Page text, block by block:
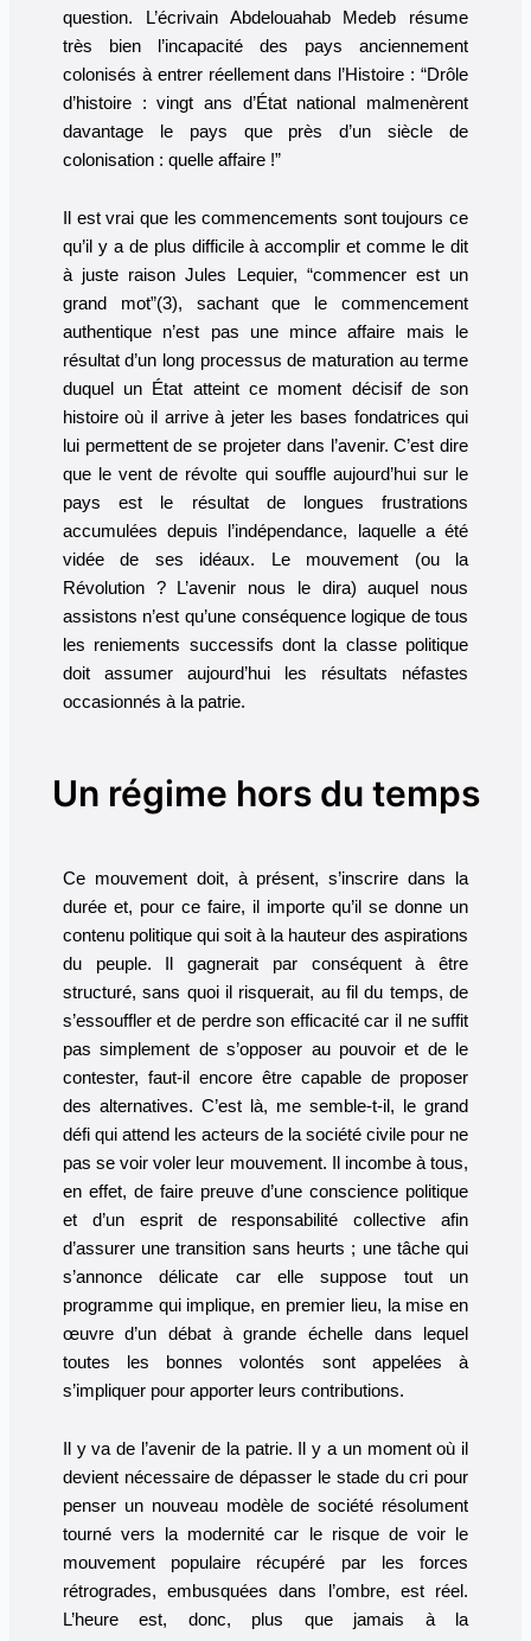
question. L’écrivain Abdelouahab Medeb résume
très bien l’incapacité des pays anciennement
colonisés à entrer réellement dans l’Histoire : “Drôle
d’histoire : vingt ans d’État national malmenèrent
davantage le pays que près d’un siècle de
colonisation : quelle affaire !”
Il est vrai que les commencements sont toujours ce
qu’il y a de plus difficile à accomplir et comme le dit
à juste raison Jules Lequier, “commencer est un
grand mot”(3), sachant que le commencement
authentique n’est pas une mince affaire mais le
résultat d’un long processus de maturation au terme
duquel un État atteint ce moment décisif de son
histoire où il arrive à jeter les bases fondatrices qui
lui permettent de se projeter dans l’avenir. C’est dire
que le vent de révolte qui souffle aujourd’hui sur le
pays est le résultat de longues frustrations
accumulées depuis l’indépendance, laquelle a été
vidée de ses idéaux. Le mouvement (ou la
Révolution ? L’avenir nous le dira) auquel nous
assistons n’est qu’une conséquence logique de tous
les reniements successifs dont la classe politique
doit assumer aujourd’hui les résultats néfastes
occasionnés à la patrie.
Un régime hors du temps
Ce mouvement doit, à présent, s’inscrire dans la
durée et, pour ce faire, il importe qu’il se donne un
contenu politique qui soit à la hauteur des aspirations
du peuple. Il gagnerait par conséquent à être
structuré, sans quoi il risquerait, au fil du temps, de
s’essouffler et de perdre son efficacité car il ne suffit
pas simplement de s’opposer au pouvoir et de le
contester, faut-il encore être capable de proposer
des alternatives. C’est là, me semble-t-il, le grand
défi qui attend les acteurs de la société civile pour ne
pas se voir voler leur mouvement. Il incombe à tous,
en effet, de faire preuve d’une conscience politique
et d’un esprit de responsabilité collective afin
d’assurer une transition sans heurts ; une tâche qui
s’annonce délicate car elle suppose tout un
programme qui implique, en premier lieu, la mise en
œuvre d’un débat à grande échelle dans lequel
toutes les bonnes volontés sont appelées à
s’impliquer pour apporter leurs contributions.
Il y va de l’avenir de la patrie. Il y a un moment où il
devient nécessaire de dépasser le stade du cri pour
penser un nouveau modèle de société résolument
tourné vers la modernité car le risque de voir le
mouvement populaire récupéré par les forces
rétrogrades, embusquées dans l’ombre, est réel.
L’heure est, donc, plus que jamais à la